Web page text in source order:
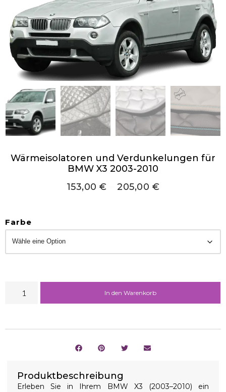
Wärmeisolatoren und Verdunkelungen für
BMW X3 2003-2010
153,00€ –205,00 €
Farbe
In den Warenkorb
Produktbeschreibung
Erleben Sie in Ihrem BMW X3 (2003–2010) ein